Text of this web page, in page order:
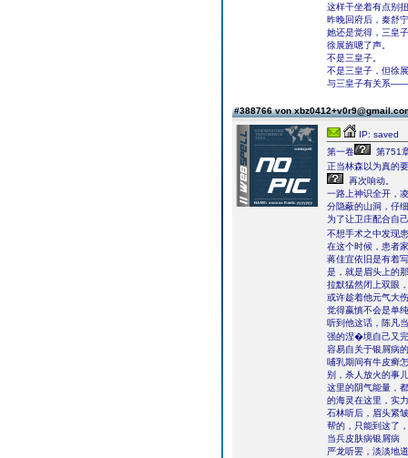
这样干坐着有点别
昨晚回府后，秦舒
她还是觉得，三皇
徐展旌嗯了声。
不是三皇子。
不是三皇子，但徐
与三皇子有关系――
#388766 von
IP: saved
第一卷
第751
正当林森以为真的
再次响动。
一路上神识全开，
分隐蔽的山洞，仔
为了让卫庄配合自
不想手术之中发现
在这个时候，患者
蒋佳宜依旧是有着
是，就是眉头上的
拉默猛然闭上双眼
或许趁着他元气大
觉得嬴慎不会是单
听到他这话，陈凡
强的涅�境自己又
容易自关于银屑病
哺乳期间有牛皮癣
别，杀人放火的事
这里的阴气能量，
的海灵在这里，实
石林听后，眉头紧
帮的，只能到这了
当兵皮肤病银屑病
严龙听罢，淡淡地